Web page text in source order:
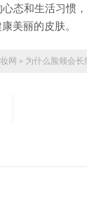
态和生活习惯
美丽的皮肤。
网 » 为什么脸颊会长